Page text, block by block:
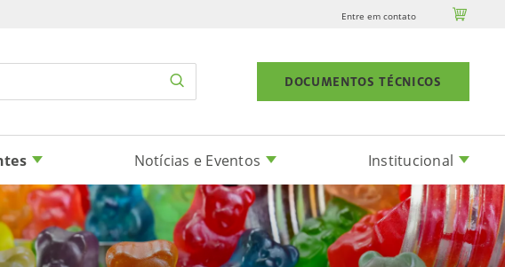
Entre em contato 
DOCUMENTOS TÉCNICOS
Notícias e Eventos Institucional